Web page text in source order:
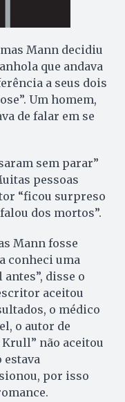
Mann decidiu
que andava
a seus dois
Um homem,
de falar em se
sem parar”
pessoas
“ficou surpreso
dos mortos”.
Mann fosse
conheci uma
disse o
aceitou
o médico
o autor de
não aceitou
estava
por isso